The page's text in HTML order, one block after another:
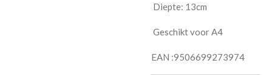
Diepte: 13cm
Geschikt voor A4
EAN :9506699273974